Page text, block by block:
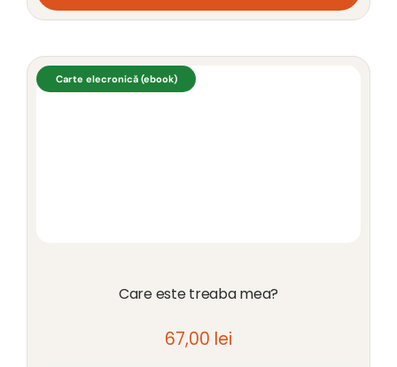
Carte elecronică (ebook)
Care este treaba mea?
67,00 lei